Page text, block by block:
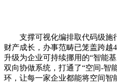
支撑可视化编排取代码级施
财产成长，办事范畴已笼盖跨越
升级为企业可持续挪用的“智能
双向协做系统，打通了“空间-智
环，让每一家企业都能将空间智